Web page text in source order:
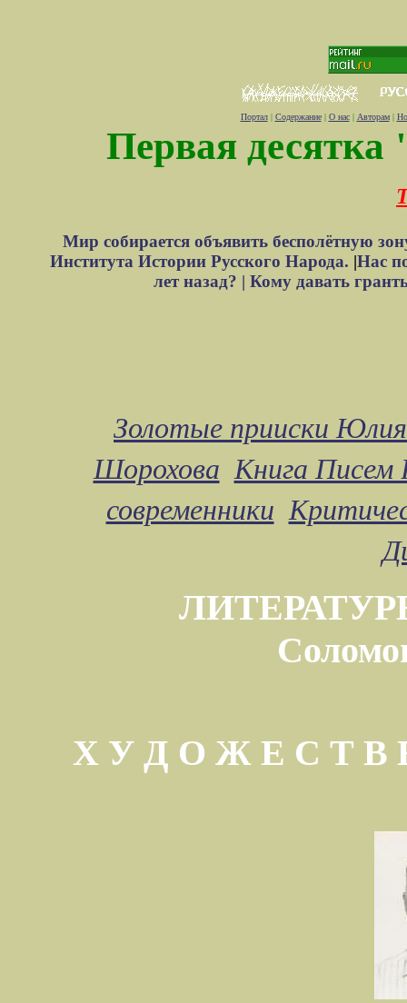
Портал| Содержание| О нас| Авторам|
Первая десятка
Мир собирается объявить бесполётную
Института Истории Русского Народа. |Нас
лет назад? | Кому давать
Золотые прииски
Шорохова Книга Писем
современники
Х У Д О Ж Е С Т